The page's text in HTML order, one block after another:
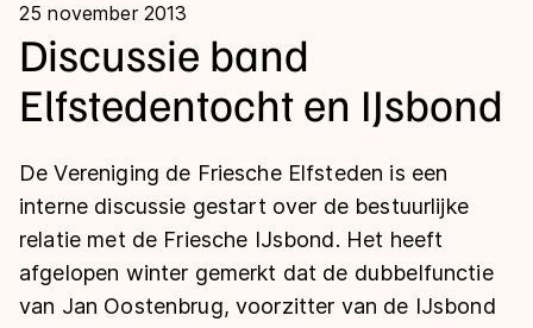
Kalender
Disciplines
Langebaan
Shorttrack
Inlineskaten
Uitslagen
Langebaan
Shorttrack
Marathon
Tijden & historie
Ranglijsten Langebaan
25 november 2013
Discussie band
Elfstedentocht en IJsbond
De Vereniging de Friesche Elfsteden is een
interne discussie gestart over de bestuurlijke
relatie met de Friesche IJsbond. Het heeft
afgelopen winter gemerkt dat de dubbelfunctie
van Jan Oostenbrug, voorzitter van de IJsbond